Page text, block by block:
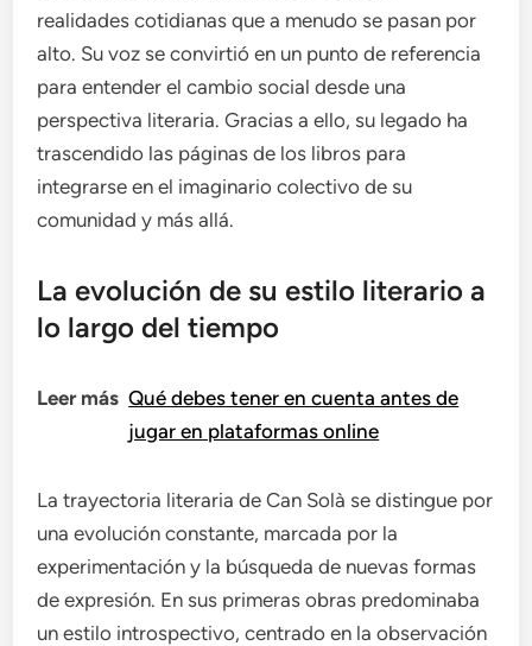
realidades cotidianas que a menudo se pasan por
alto. Su voz se convirtió en un punto de referencia
para entender el cambio social desde una
perspectiva literaria. Gracias a ello, su legado ha
trascendido las páginas de los libros para
integrarse en el imaginario colectivo de su
comunidad y más allá.
La evolución de su estilo literario a
lo largo del tiempo
Leer más Qué debes tener en cuenta antes de
jugar en plataformas online
La trayectoria literaria de Can Solà se distingue por
una evolución constante, marcada por la
experimentación y la búsqueda de nuevas formas
de expresión. En sus primeras obras predominaba
un estilo introspectivo, centrado en la observación